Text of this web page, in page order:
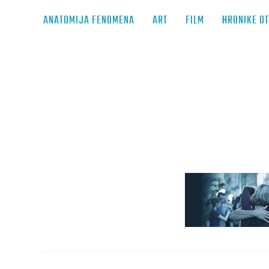
ANATOMIJA FENOMENA ART FILM HRONIKE